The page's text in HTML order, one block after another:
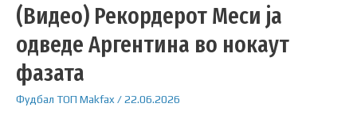
(Видео) Рекордерот Меси ја
одведе Аргентина во нокаут
фазата
Фудбал ТОП Makfax /22.06.2026